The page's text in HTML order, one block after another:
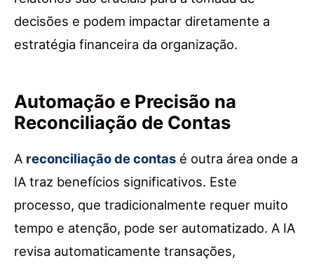
decisões e podem impactar diretamente a
estratégia financeira da organização.
Automação e Precisão na
Reconciliação de Contas
A reconciliação de contas é outra área onde a
IA traz benefícios significativos. Este
processo, que tradicionalmente requer muito
tempo e atenção, pode ser automatizado. A IA
revisa automaticamente transações,